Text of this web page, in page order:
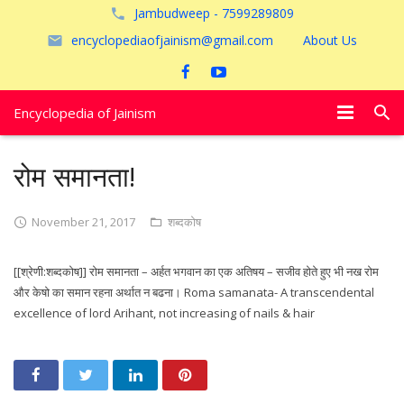
Jambudweep - 7599289809
encyclopediaofjainism@gmail.com
About Us
Encyclopedia of Jainism
अयोध्या
रोम समानता!
November 21, 2017 शब्दकोष
[[श्रेणी:शब्दकोष]] रोम समानता – अर्हत भगवान का एक अतिषय – सजीव होते हुए भी नख रोम
और केषो का समान रहना अर्थात न बढना। Roma samanata- A transcendental
excellence of lord Arihant, not increasing of nails & hair